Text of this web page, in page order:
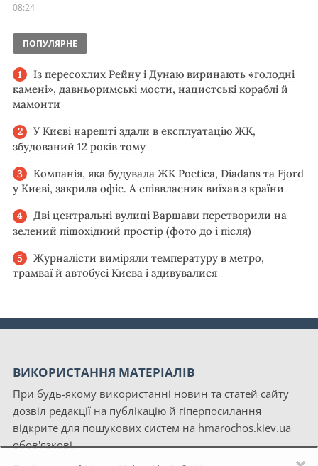
08:24
ПОПУЛЯРНЕ
Із пересохлих Рейну і Дунаю виринають «голодні
камені», давньоримські мости, нацистські кораблі й
мамонти
У Києві нарешті здали в експлуатацію ЖК,
збудований 12 років тому
Компанія, яка будувала ЖК Poetica, Diadans та Fjord
у Києві, закрила офіс. А співвласник виїхав з країни
Дві центральні вулиці Варшави перетворили на
зелений пішохідний простір (фото до і після)
Журналісти виміряли температуру в метро,
трамваї й автобусі Києва і здивувалися
ВИКОРИСТАННЯ МАТЕРІАЛІВ
При будь-якому використанні новин та статей сайту
дозвіл редакції на публікацію й гіперпосилання
відкрите для пошукових систем на hmarochos.kiev.ua
обов'язкові.